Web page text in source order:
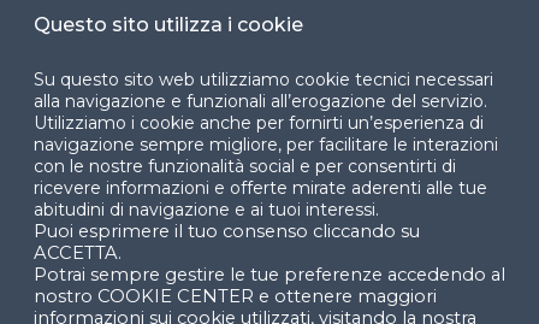
© 2024 Copyright © Politecnico di Milano Dipartimento
di Ingegneria Gestionale
Questo sito utilizza i cookie
Su questo sito web utilizziamo cookie tecnici necessari
alla navigazione e funzionali all’erogazione del servizio.
Utilizziamo i cookie anche per fornirti un’esperienza di
navigazione sempre migliore, per facilitare le interazioni
con le nostre funzionalità social e per consentirti di
ricevere informazioni e offerte mirate aderenti alle tue
abitudini di navigazione e ai tuoi interessi.
Puoi esprimere il tuo consenso cliccando su
ACCETTA.
Potrai sempre gestire le tue preferenze accedendo al
nostro COOKIE CENTER e ottenere maggiori
informazioni sui cookie utilizzati, visitando la nostra